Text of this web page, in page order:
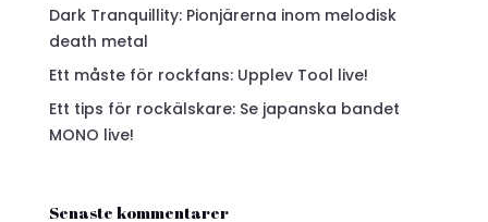
Dark Tranquillity: Pionjärerna inom melodisk
death metal
Ett måste för rockfans: Upplev Tool live!
Ett tips för rockälskare: Se japanska bandet
MONO live!
Senaste kommentarer